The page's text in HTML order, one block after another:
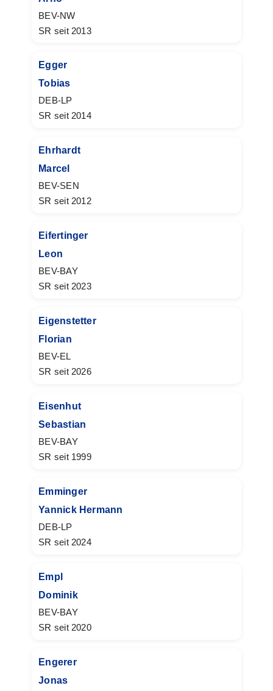
BEV-NW
SR seit 2013
Egger
Tobias
DEB-LP
SR seit 2014
Ehrhardt
Marcel
BEV-SEN
SR seit 2012
Eifertinger
Leon
BEV-BAY
SR seit 2023
Eigenstetter
Florian
BEV-EL
SR seit 2026
Eisenhut
Sebastian
BEV-BAY
SR seit 1999
Emminger
Yannick Hermann
DEB-LP
SR seit 2024
Empl
Dominik
BEV-BAY
SR seit 2020
Engerer
Jonas